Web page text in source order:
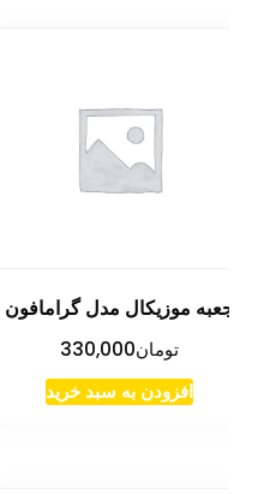
موزیکال مدل گرامافون
تومان330,000
افزودن به سبد خرید